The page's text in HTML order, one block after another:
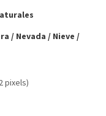
/ Nevada / Nieve /
pixels)